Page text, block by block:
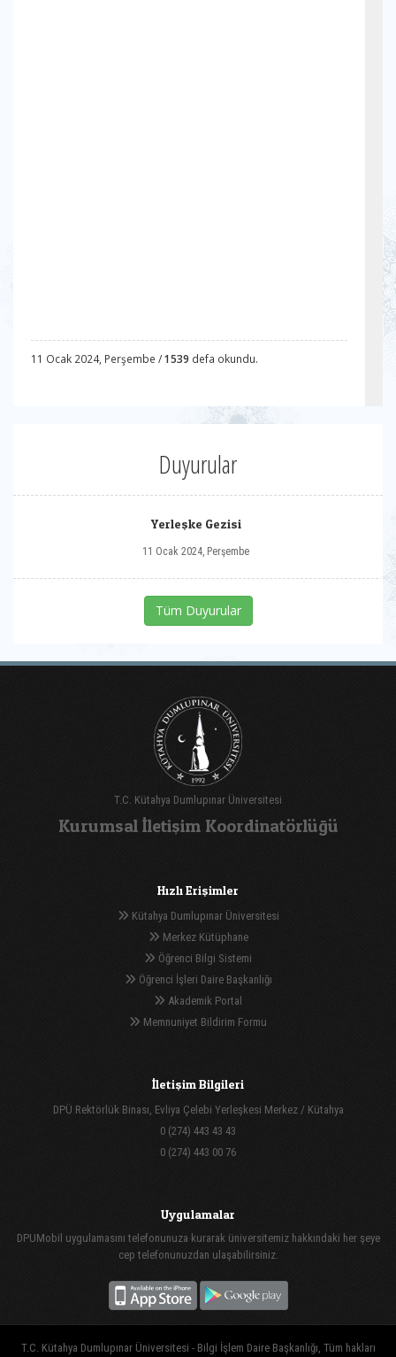
11 Ocak 2024, Perşembe /1539 defa okundu.
Duyurular
Yerleşke Gezisi
11 Ocak 2024, Perşembe
Tüm Duyurular
T.C. Kütahya Dumlupınar Üniversitesi
Kurumsal İletişim Koordinatörlüğü
Hızlı Erişimler
Kütahya Dumlupınar Üniversitesi
Merkez Kütüphane
Öğrenci Bilgi Sistemi
Öğrenci İşleri Daire Başkanlığı
Akademik Portal
Memnuniyet Bildirim Formu
İletişim Bilgileri
DPÜ Rektörlük Binası, Evliya Çelebi Yerleşkesi Merkez / Kütahya
0 (274) 443 43 43
0 (274) 443 00 76
Uygulamalar
DPUMobil uygulamasını telefonunuza kurarak üniversitemiz hakkındaki her şeye
cep telefonunuzdan ulaşabilirsiniz.
T.C. Kütahya Dumlupınar Üniversitesi - Bilgi İşlem Daire Başkanlığı, Tüm hakları